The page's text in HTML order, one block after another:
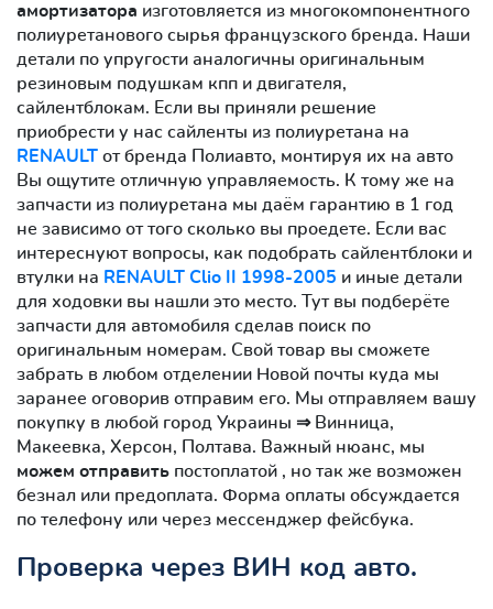
амортизатора изготовляется из многокомпонентного
полиуретанового сырья французского бренда. Наши
детали по упругости аналогичны оригинальным
резиновым подушкам кпп и двигателя,
сайлентблокам. Если вы приняли решение
приобрести у нас сайленты из полиуретана на
RENAULT от бренда Полиавто, монтируя их на авто
Вы ощутите отличную управляемость. К тому же на
запчасти из полиуретана мы даём гарантию в 1 год
не зависимо от того сколько вы проедете. Если вас
интереснуют вопросы, как подобрать сайлентблоки и
втулки на RENAULT Clio II 1998-2005 и иные детали
для ходовки вы нашли это место. Тут вы подберёте
запчасти для автомобиля сделав поиск по
оригинальным номерам. Свой товар вы сможете
забрать в любом отделении Новой почты куда мы
заранее оговорив отправим его. Мы отправляем вашу
покупку в любой город Украины ⇒ Винница,
Макеевка, Херсон, Полтава. Важный нюанс, мы
можем отправить постоплатой , но так же возможен
безнал или предоплата. Форма оплаты обсуждается
по телефону или через мессенджер фейсбука.
Проверка через ВИН код авто.